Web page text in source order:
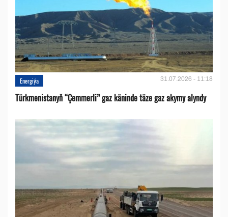
Energiýa 31.07.2026 - 11:18
Türkmenistanyň “Çemmerli” gaz käninde täze gaz akymy alyndy